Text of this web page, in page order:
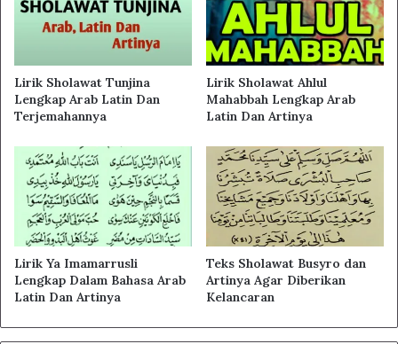
Lirik Sholawat Tunjina
Lengkap Arab Latin Dan
Terjemahannya
Lirik Sholawat Ahlul
Mahabbah Lengkap Arab
Latin Dan Artinya
Lirik Ya Imamarrusli
Lengkap Dalam Bahasa Arab
Latin Dan Artinya
Teks Sholawat Busyro dan
Artinya Agar Diberikan
Kelancaran